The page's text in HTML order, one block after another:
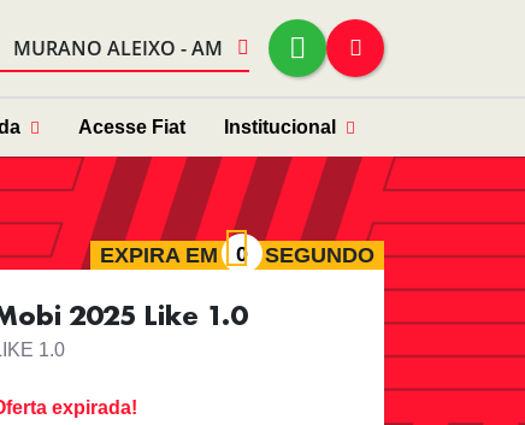
MURANO ALEIXO - AM
Acesse Fiat Institucional
EXPIRA EM SEGUNDO
2025 Like 1.0
1.0
expirada!